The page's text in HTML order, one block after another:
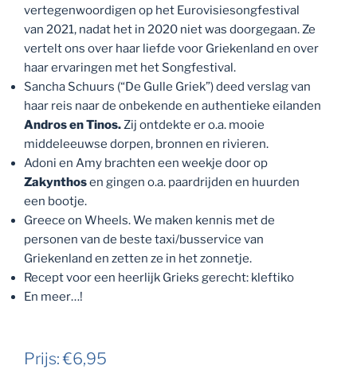
vertegenwoordigen op het Eurovisiesongfestival
van 2021, nadat het in 2020 niet was doorgegaan. Ze
vertelt ons over haar liefde voor Griekenland en over
haar ervaringen met het Songfestival.
Sancha Schuurs (“De Gulle Griek”) deed verslag van
haar reis naar de onbekende en authentieke eilanden
Andros en Tinos. Zij ontdekte er o.a. mooie
middeleeuwse dorpen, bronnen en rivieren.
Adoni en Amy brachten een weekje door op
Zakynthosen gingen o.a. paardrijden en huurden
een bootje.
Greece on Wheels. We maken kennis met de
personen van de beste taxi/busservice van
Griekenland en zetten ze in het zonnetje.
Recept voor een heerlijk Grieks gerecht: kleftiko
En meer…!
Prijs: €6,95